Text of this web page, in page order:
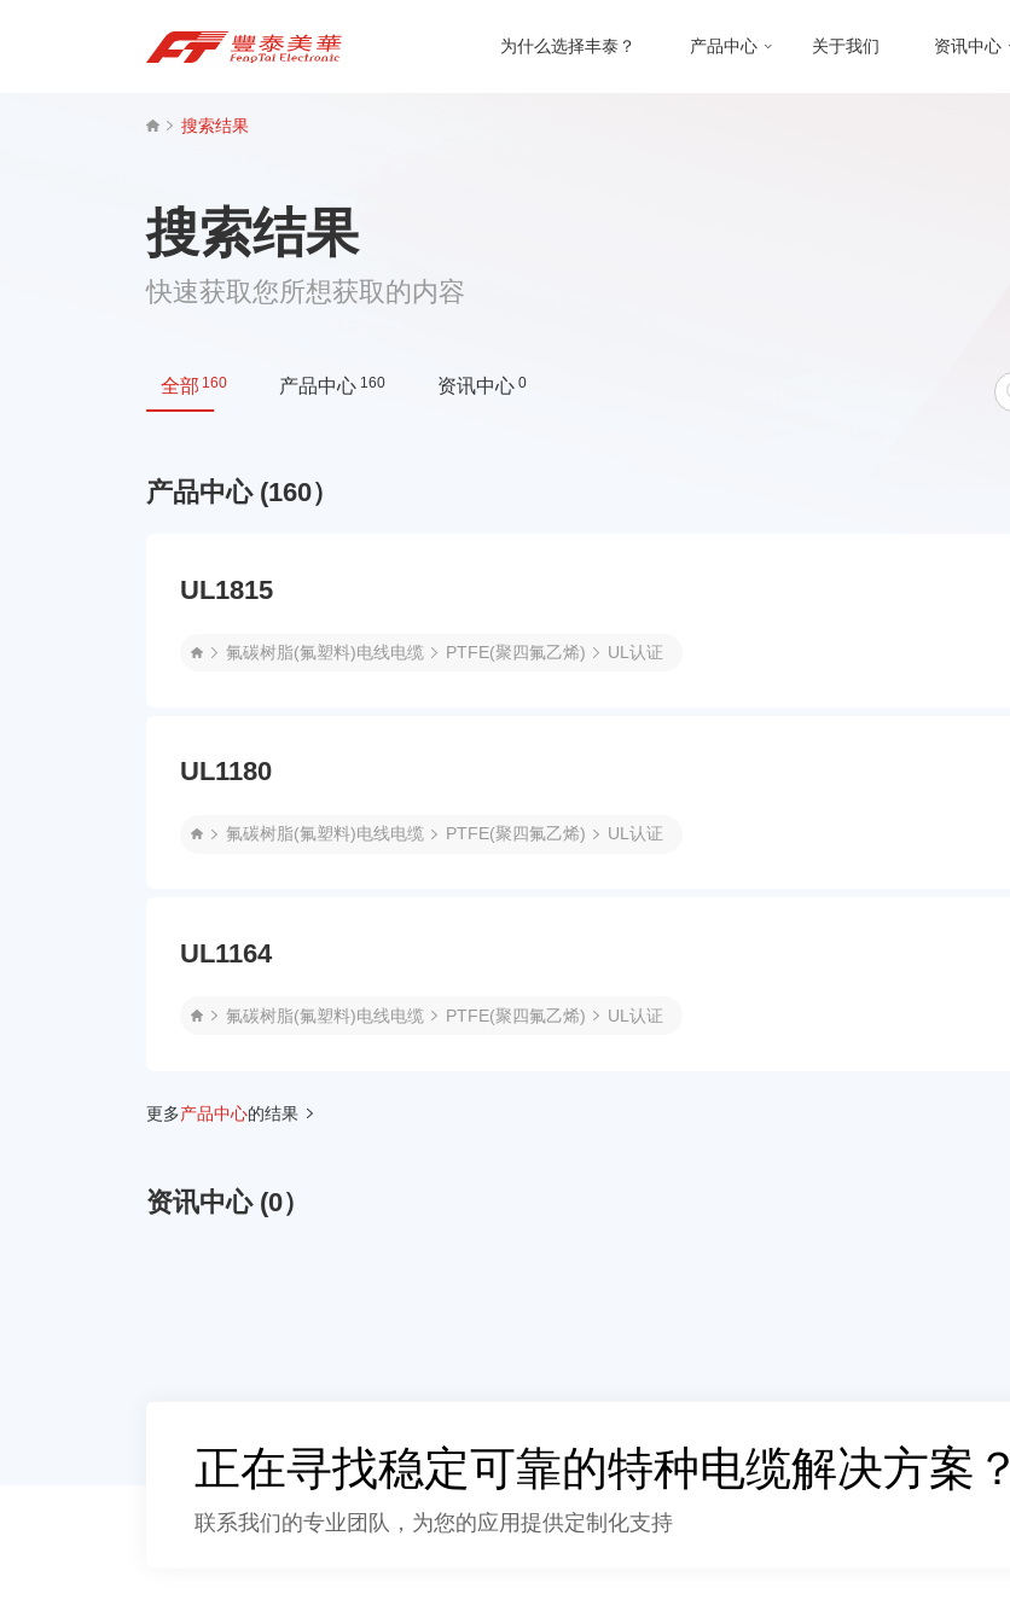
为什么选择丰泰？ 产品中心 关于我们 资讯中心
关于我们
资讯中心
搜索结果
搜索结果
快速获取您所想获取的内容
全部 160 产品中心 160 资讯中心 0
产品中心 (160）
UL1815
氟碳树脂(氟塑料)电线电缆 PTFE(聚四氟乙烯) UL认证
UL1180
氟碳树脂(氟塑料)电线电缆 PTFE(聚四氟乙烯) UL认证
UL1164
氟碳树脂(氟塑料)电线电缆 PTFE(聚四氟乙烯) UL认证
更多产品中心的结果
资讯中心 (0）
正在寻找稳定可靠的特种电缆解决方案？
联系我们的专业团队，为您的应用提供定制化支持